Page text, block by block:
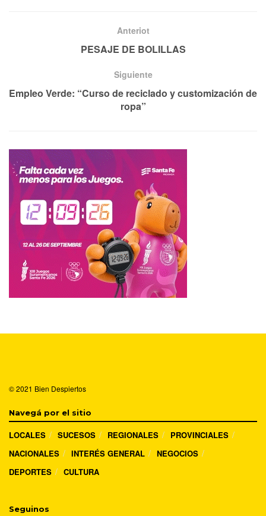
Anteriot
PESAJE DE BOLILLAS
Siguiente
Empleo Verde: “Curso de reciclado y customización de
ropa”
© 2021 Bien Despiertos
Navegá por el sitio
LOCALES SUCESOS REGIONALES
PROVINCIALES
NACIONALES
INTERÉS GENERAL
NEGOCIOS
DEPORTES
CULTURA
Seguinos